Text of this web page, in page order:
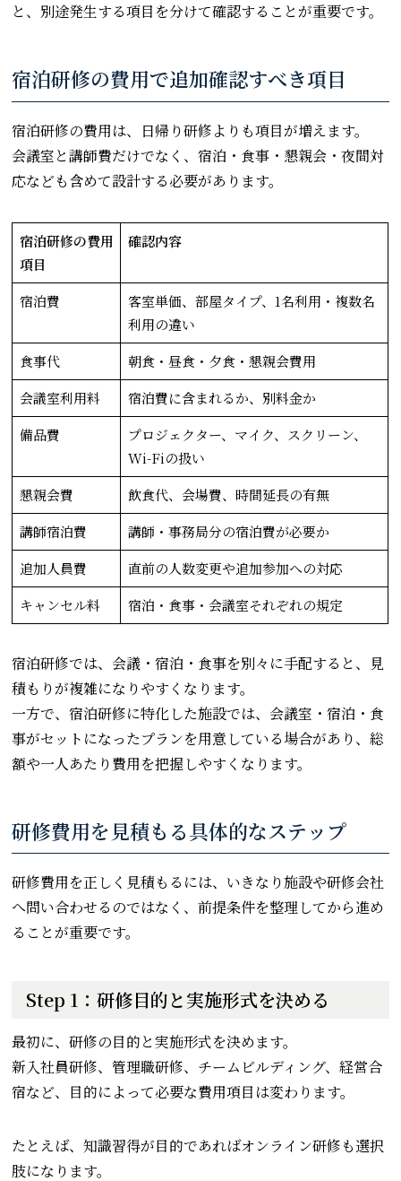
と、別途発生する項目を分けて確認することが重要です。
宿泊研修の費用で追加確認すべき項目
宿泊研修の費用は、日帰り研修よりも項目が増えます。
会議室と講師費だけでなく、宿泊・食事・懇親会・夜間対
応なども含めて設計する必要があります。
宿泊研修の費用
項目
確認内容
宿泊費
客室単価、部屋タイプ、1名利用・複数名
利用の違い
食事代
朝食・昼食・夕食・懇親会費用
会議室利用料
宿泊費に含まれるか、別料金か
備品費
プロジェクター、マイク、スクリーン、
Wi-Fiの扱い
懇親会費
飲食代、会場費、時間延長の有無
講師宿泊費
講師・事務局分の宿泊費が必要か
追加人員費
直前の人数変更や追加参加への対応
キャンセル料
宿泊・食事・会議室それぞれの規定
宿泊研修では、会議・宿泊・食事を別々に手配すると、見
積もりが複雑になりやすくなります。
一方で、宿泊研修に特化した施設では、会議室・宿泊・食
事がセットになったプランを用意している場合があり、総
額や一人あたり費用を把握しやすくなります。
研修費用を見積もる具体的なステップ
研修費用を正しく見積もるには、いきなり施設や研修会社
へ問い合わせるのではなく、前提条件を整理してから進め
ることが重要です。
Step 1：研修目的と実施形式を決める
最初に、研修の目的と実施形式を決めます。
新入社員研修、管理職研修、チームビルディング、経営合
宿など、目的によって必要な費用項目は変わります。
たとえば、知識習得が目的であればオンライン研修も選択
肢になります。